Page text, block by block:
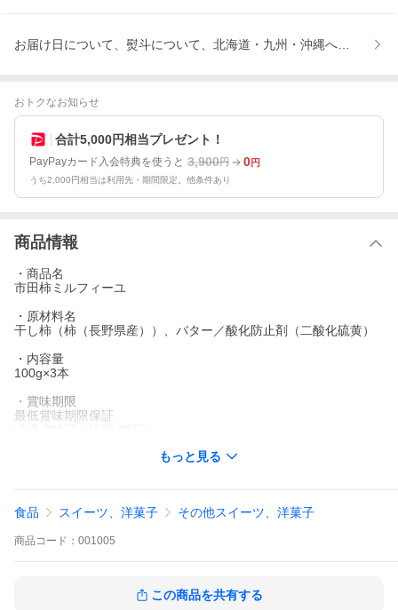
お届け日について、熨斗について、北海道・九州・沖縄への発送は
おトクなお知らせ
合計5,000円相当プレゼント！
PayPayカード入会特典を使うと 3,900円 0円
うち2,000円相当は利用先・期間限定。他条件あり
商品情報
・商品名
市田柿ミルフィーユ
・原材料名
干し柿（柿（長野県産））、バター／酸化防止剤（二酸化硫黄）
・内容量
100g×3本
・賞味期限
最低賞味期限保証
・製造者
長野県下伊那郡阿智村春日3291-1
エネルギー295kcal / たんぱく質1.5g / 脂質9.6g / 炭水化物50.7g /
もっと見る
食品 スイーツ、洋菓子 その他スイーツ、洋菓子
商品 コード： 001005
この商品を共有する